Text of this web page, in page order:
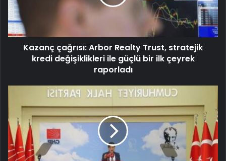
Kazanç çağrısı: Arbor Realty Trust, stratejik
kredi değişiklikleri ile güçlü bir ilk çeyrek
raporladı